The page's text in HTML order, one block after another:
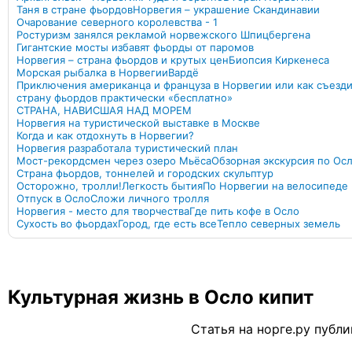
Таня в стране фьордовНорвегия – украшение Скандинавии
Очарование северного королевства - 1
Ростуризм занялся рекламой норвежского Шпицбергена
Гигантские мосты избавят фьорды от паромов
Норвегия – страна фьордов и крутых ценБиопсия Киркенеса
Морская рыбалка в НорвегииВардё
Приключения американца и француза в Норвегии или как
страну фьордов практически «бесплатно»
СТРАНА, НАВИСШАЯ НАД МОРЕМ
Норвегия на туристической выставке в Москве
Когда и как отдохнуть в Норвегии?
Норвегия разработала туристический план
Мост-рекордсмен через озеро МьёсаОбзорная экскурсия по
Страна фьордов, тоннелей и городских скульптур
Осторожно, тролли!Легкость бытияПо Норвегии на велосипеде
Отпуск в ОслоСложи личного тролля
Норвегия - место для творчестваГде пить кофе в Осло
Сухость во фьордахГород, где есть всеТепло северных земель
Культурная жизнь в Осло кипит
Статья на норге.ру